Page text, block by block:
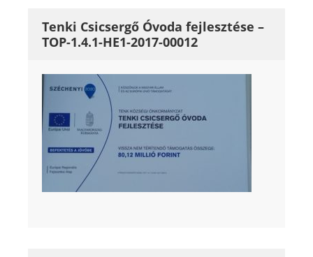
Tenki Csicsergő Óvoda fejlesztése –
TOP-1.4.1-HE1-2017-00012